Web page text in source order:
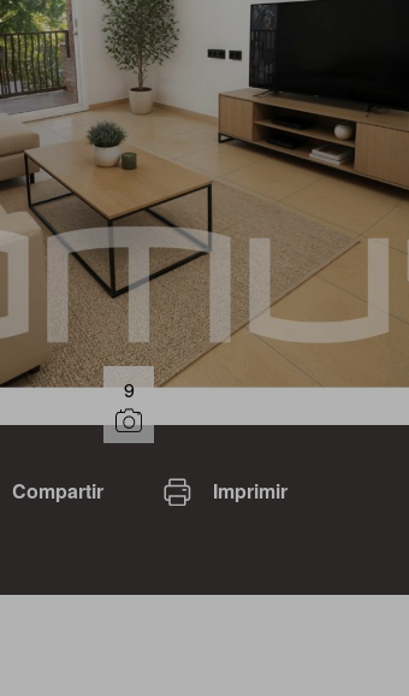
9
Compartir Imprimir